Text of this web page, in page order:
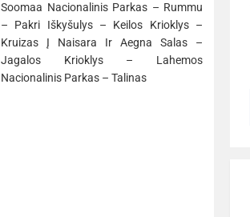
Soomaa Nacionalinis Parkas – Rummu
– Pakri Iškyšulys – Keilos Krioklys –
Kruizas Į Naisara Ir Aegna Salas –
Jagalos Krioklys – Lahemos
Nacionalinis Parkas – Talinas